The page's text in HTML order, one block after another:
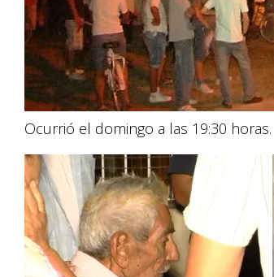
Ocurrió el domingo a las 19:30 horas.